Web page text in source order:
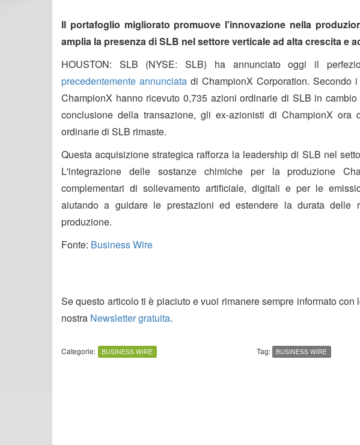
Il portafoglio migliorato promuove l'innovazione nella
amplia la presenza di SLB nel settore verticale ad alta crescita e
HOUSTON: SLB (NYSE: SLB) ha annunciato oggi il
precedentemente annunciata di ChampionX Corporation. Secondo
ChampionX hanno ricevuto 0,735 azioni ordinarie di SLB in
conclusione della transazione, gli ex-azionisti di ChampionX
ordinarie di SLB rimaste.
Questa acquisizione strategica rafforza la leadership di SLB nel
L'integrazione delle sostanze chimiche per la produzione
complementari di sollevamento artificiale, digitali e per le
aiutando a guidare le prestazioni ed estendere la durata
produzione.
Fonte: Business Wire
Se questo articolo ti è piaciuto e vuoi rimanere sempre informato
nostra Newsletter gratuita.
Categorie: BUSINESS WIRE Tag: BUSINESS WIRE